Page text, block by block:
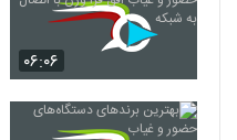
۰۶:۰۶